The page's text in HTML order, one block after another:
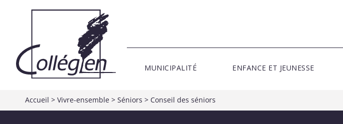
MUNICIPALITÉ ENFANCE ET JEUNESSE
Accueil > Vivre-ensemble > Séniors > Conseil des séniors